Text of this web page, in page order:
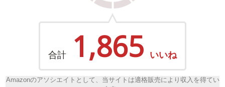
合計 1,865 いいね
Amazonのアソシエイトとして、当サイトは適格販売により収入を得てい